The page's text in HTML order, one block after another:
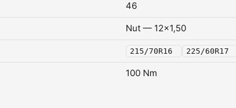
46
Nut — 12x1,50
215/70R16 225/60R17
100 Nm